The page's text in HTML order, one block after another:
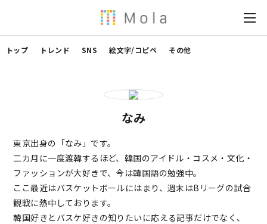
トップ トレンド SNS 絵文字/コピペ その他
なみ
東京出身の「なみ」です。
二カ月に一度渡韓するほど、韓国のアイドル・コスメ・文化・
ファッションが大好きで、今は韓国語の勉強中。
ここ最近はバスケットボールにはまり、週末はBリーグの試合
観戦に熱中しております。
韓国好きとバスケ好きの知りたいに応える記事だけでなく、